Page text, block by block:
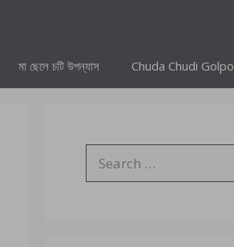
মা ছেলে চটি উপন্যাস Chuda Chudi Golpo
for: